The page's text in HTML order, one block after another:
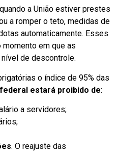
a União estiver prestes
a romper o teto, medidas de
automaticamente. Esses
momento em que as
de descontrole.
o índice de 95% das
estará proibido de:
a servidores;
. O reajuste das